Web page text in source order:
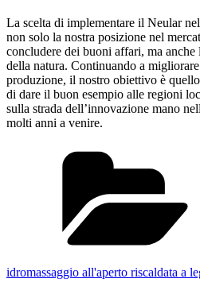
La scelta di implementare il Neular
non solo la nostra posizione nel
concludere dei buoni affari, ma
della natura. Continuando a
produzione, il nostro obiettivo è
di dare il buon esempio alle regioni
sulla strada dell’innovazione mano
molti anni a venire.
idromassaggio all'aperto riscaldata a